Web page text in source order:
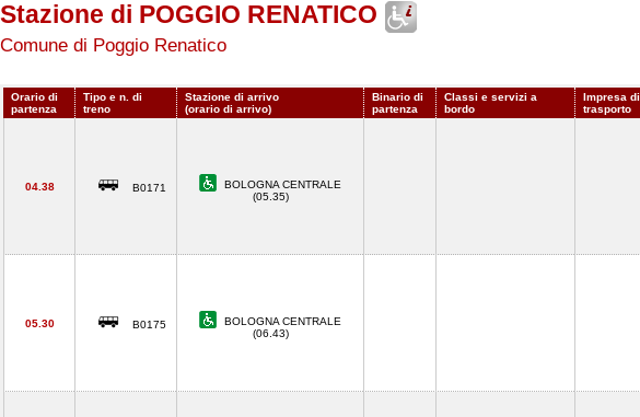
Stazione di POGGIO RENATICO
Comune di Poggio Renatico
Orario di
partenza
Tipo e n. di
treno
Stazione di arrivo
(orario di arrivo)
Binario di
partenza
Classi e servizi a
bordo
Impresa di
trasporto
04.38 B0171
BOLOGNA CENTRALE
(05.35)
05.30 B0175
BOLOGNA CENTRALE
(06.43)